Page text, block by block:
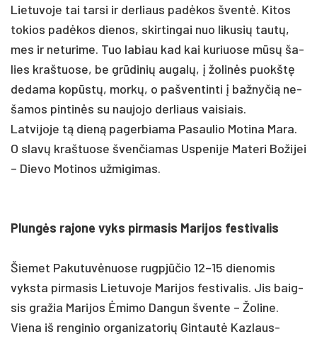
Lie­tu­vo­je tai tar­si ir der­liaus pa­dėkos šventė. Ki­tos
to­kios pa­dėkos die­nos, skir­tin­gai nuo li­ku­sių tautų,
mes ir ne­tu­ri­me. Tuo la­biau kad kai ku­riuo­se mūsų ša­
lies kraš­tuo­se, be grūdi­nių au­galų, į žo­linės puokštę
de­da­ma kopūstų, morkų, o pa­šven­tin­ti į baž­ny­čią ne­
ša­mos pin­tinės su nau­jo­jo der­liaus vai­siais.
Lat­vi­jo­je tą dieną pa­ger­bia­ma Pa­sau­lio Mo­ti­na Ma­ra.
O slavų kraš­tuo­se šven­čia­mas Us­pe­ni­je Ma­te­ri Bo­ži­jei
– Die­vo Mo­ti­nos už­mi­gi­mas.
Plungės ra­jo­ne vyks pir­ma­sis Ma­ri­jos fes­ti­va­lis
Šie­met Pa­ku­tuvė­nuo­se rugpjū­čio 12–15 die­no­mis
vyks­ta pir­ma­sis Lie­tu­vo­je Ma­ri­jos fes­ti­va­lis. Jis baig­
sis gra­žia Ma­ri­jos Ėmi­mo Dan­gun šven­te – Žo­li­ne.
Vie­na iš ren­gi­nio or­ga­ni­za­to­rių Gin­tautė Kaz­laus­